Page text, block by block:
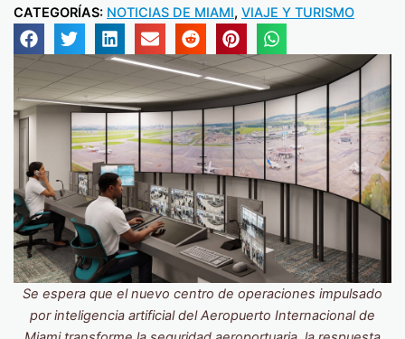
CATEGORÍAS: NOTICIAS DE MIAMI, VIAJE Y TURISMO
Se espera que el nuevo centro de operaciones impulsado
por inteligencia artificial del Aeropuerto Internacional de